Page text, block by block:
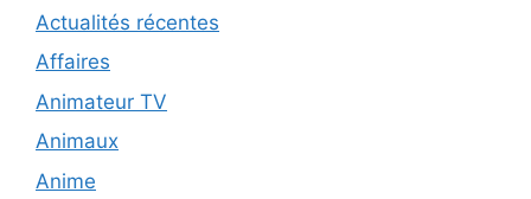
Actualités récentes
Affaires
Animateur TV
Animaux
Anime